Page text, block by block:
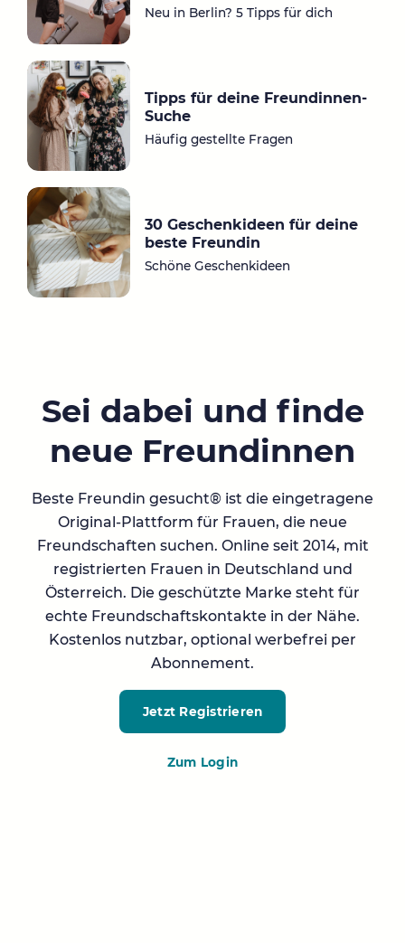
Neu in Berlin? 5 Tipps für dich
Tipps für deine Freundinnen-
Suche
Häufig gestellte Fragen
30 Geschenkideen für deine
beste Freundin
Schöne Geschenkideen
Sei dabei und finde
neue Freundinnen
Beste Freundin gesucht® ist die eingetragene
Original-Plattform für Frauen, die neue
Freundschaften suchen. Online seit 2014, mit
registrierten Frauen in Deutschland und
Österreich. Die geschützte Marke steht für
echte Freundschaftskontakte in der Nähe.
Kostenlos nutzbar, optional werbefrei per
Abonnement.
Jetzt Registrieren
Zum Login